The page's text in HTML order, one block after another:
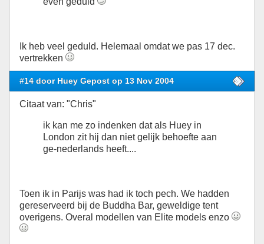
Ik heb veel geduld. Helemaal omdat we pas 17 dec.
vertrekken
#14 door Huey Gepost op 13 Nov 2004
Citaat van: "Chris"
ik kan me zo indenken dat als Huey in
London zit hij dan niet gelijk behoefte aan
ge-nederlands heeft....
Toen ik in Parijs was had ik toch pech. We hadden
gereserveerd bij de Buddha Bar, geweldige tent
overigens. Overal modellen van Elite models enzo